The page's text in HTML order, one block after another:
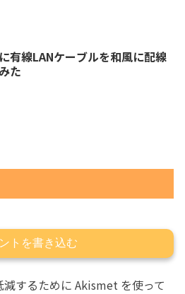
有線LANケーブルを和風に配線
た
トを書き込む
するために Akismet を使って